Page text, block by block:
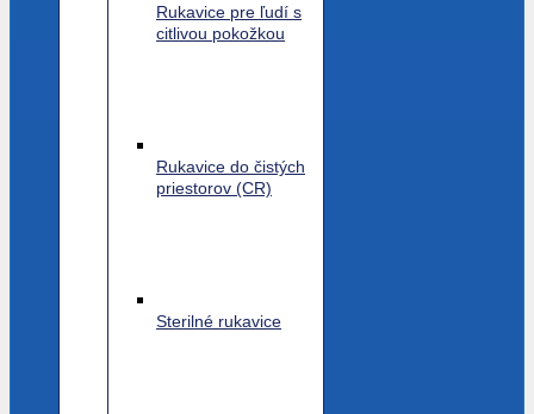
Rukavice pre ľudí s
citlivou pokožkou
Rukavice do čistých
priestorov (CR)
Sterilné rukavice